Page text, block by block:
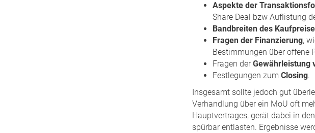
Aspekte der
Share Deal bzw Auflistung
Bandbreiten des
Fragen der Finanzierung,
Bestimmungen über offene
Fragen derGewährleistung
Festlegungen zum Closing.
Insgesamt sollte jedoch gut
Verhandlung über ein MoU oft
Hauptvertrages, gerät dabei in
spürbar entlasten. Ergebnisse